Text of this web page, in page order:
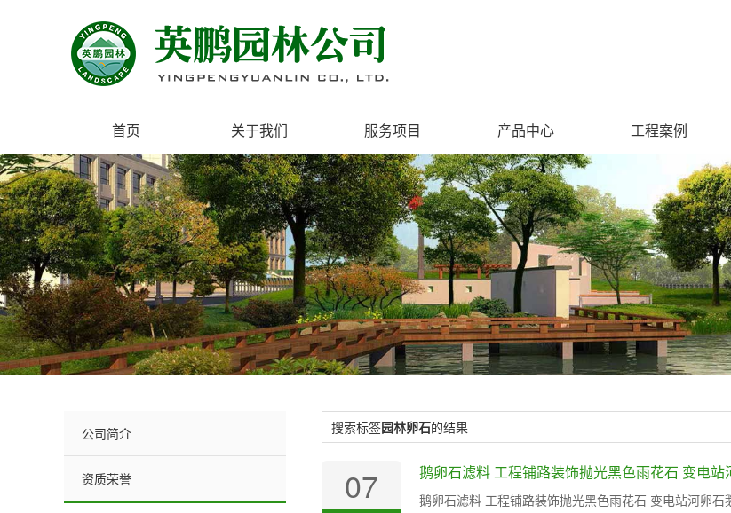
首页 关于我们 服务项目 产品中心 工程案例
公司简介
资质荣誉
搜索标签园林卵石的结果
07 鹅卵石滤料 工程铺路装饰抛光黑色雨花石 变电站
鹅卵石滤料 工程铺路装饰抛光黑色雨花石 变电站河卵